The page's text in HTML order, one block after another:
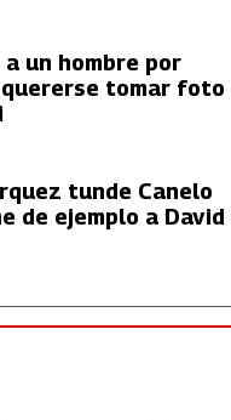
a un hombre por
tomar foto
tunde Canelo
de ejemplo a David